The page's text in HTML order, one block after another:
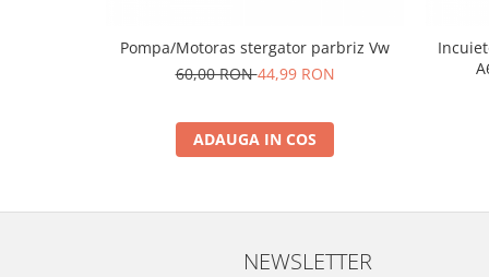
Pompa/Motoras stergator parbriz Vw
60,00 RON44,99 RON
ADAUGA IN COS
NEWSLETTER